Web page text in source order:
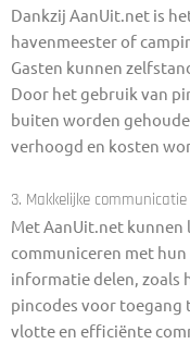
Dankzij AanUit.net is
havenmeester of
Gasten kunnen
Door het gebruik van
buiten worden
verhoogd en kosten
3. Makkelijke
Met AanUit.net
communiceren met
informatie delen, zoals
pincodes voor
vlotte en efficiënte